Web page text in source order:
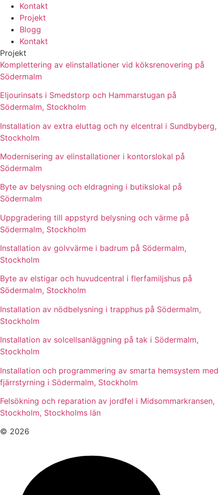
Kontakt
Projekt
Blogg
Kontakt
Projekt
Komplettering av elinstallationer vid köksrenovering på
Södermalm
Eljourinsats i Smedstorp och Hammarstugan på
Södermalm, Stockholm
Installation av extra eluttag och ny elcentral i Sundbyberg,
Stockholm
Modernisering av elinstallationer i kontorslokal på
Södermalm
Byte av belysning och eldragning i butikslokal på
Södermalm
Uppgradering till appstyrd belysning och värme på
Södermalm, Stockholm
Installation av golvvärme i badrum på Södermalm,
Stockholm
Byte av elstigar och huvudcentral i flerfamiljshus på
Södermalm, Stockholm
Installation av nödbelysning i trapphus på Södermalm,
Stockholm
Installation av solcellsanläggning på tak i Södermalm,
Stockholm
Installation och programmering av smarta hemsystem med
fjärrstyrning i Södermalm, Stockholm
Felsökning och reparation av jordfel i Midsommarkransen,
Stockholm, Stockholms län
© 2026